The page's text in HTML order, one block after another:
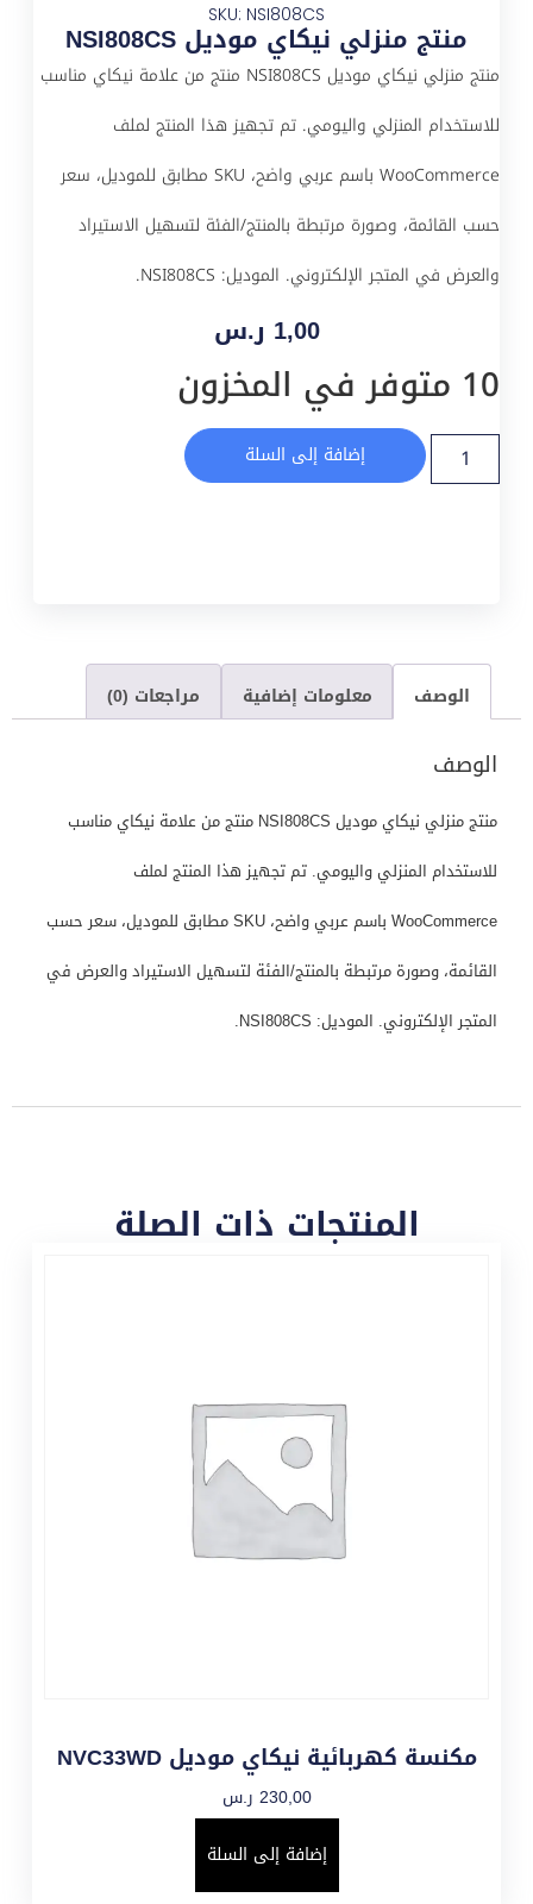
SKU: NSI808CS
منتج منزلي نيكاي موديل NSI808CS
منتج منزلي نيكاي موديل NSI808CS منتج من علامة نيكاي مناسب
للاستخدام المنزلي واليومي. تم تجهيز هذا المنتج لملف
WooCommerce باسم عربي واضح، SKU مطابق للموديل، سعر
حسب القائمة، وصورة مرتبطة بالمنتج/الفئة لتسهيل الاستيراد
والعرض في المتجر الإلكتروني. الموديل: NSI808CS.
1,00 ر.س
10 متوفر في المخزون
إضافة إلى السلة
الوصف معلومات إضافية مراجعات (0)
الوصف
منتج منزلي نيكاي موديل NSI808CS منتج من علامة نيكاي مناسب
للاستخدام المنزلي واليومي. تم تجهيز هذا المنتج لملف
WooCommerce باسم عربي واضح، SKU مطابق للموديل، سعر حسب
القائمة، وصورة مرتبطة بالمنتج/الفئة لتسهيل الاستيراد والعرض في
المتجر الإلكتروني. الموديل: NSI808CS.
المنتجات ذات الصلة
مكنسة كهربائية نيكاي موديل NVC33WD
230,00 ر.س
إضافة إلى السلة